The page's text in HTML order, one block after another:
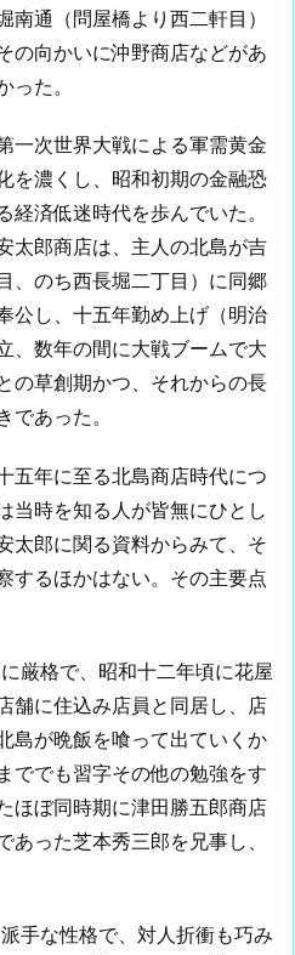
通（問屋橋より西二軒目）
の向かいに沖野商店などがあ
った。
一次世界大戦による軍需黄金
を濃くし、昭和初期の金融恐
済低迷時代を歩んでいた。
太郎商店は、主人の北島が吉
、のち西長堀二丁目）に同郷
公し、十五年勤め上げ（明治
、数年の間に大戦ブームで大
の草創期かつ、それからの長
あった。
五年に至る北島商店時代につ
当時を知る人が皆無にひとし
太郎に関る資料からみて、そ
するほかはない。その主要点
厳格で、昭和十二年頃に花屋
舗に住込み店員と同居し、店
島が晩飯を喰って出ていくか
ででも習字その他の勉強をす
ほぼ同時期に津田勝五郎商店
った芝本秀三郎を兄事し、
手な性格で、対人折衝も巧み